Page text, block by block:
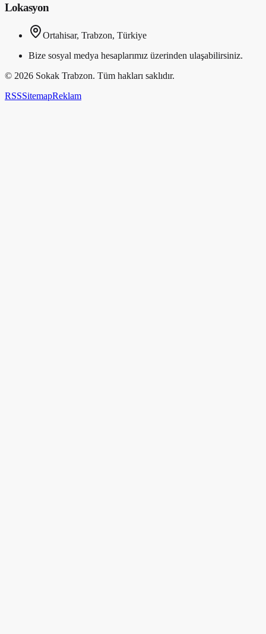
Lokasyon
Ortahisar, Trabzon, Türkiye
Bize sosyal medya hesaplarımız üzerinden ulaşabilirsiniz.
© 2026 Sokak Trabzon. Tüm hakları saklıdır.
RSSSitemapReklam